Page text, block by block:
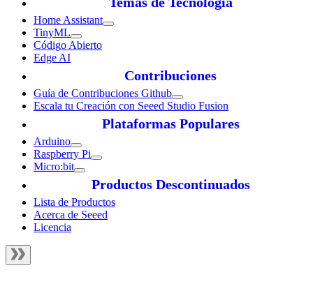
Home Assistant
TinyML
Código Abierto
Edge AI
Contribuciones
Guía de Contribuciones Github
Escala tu Creación con Seeed Studio Fusion
Plataformas Populares
Arduino
Raspberry Pi
Micro:bit
Productos Descontinuados
Lista de Productos
Acerca de Seeed
Licencia